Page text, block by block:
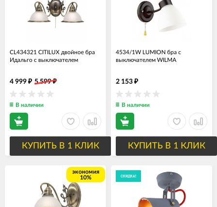
CL434321 CITILUX двойное бра
Идальго с выключателем
4 999 ₽ 5 599₽
В наличии
КУПИТЬ В 1 КЛИК
4534/1W LUMION бра с
выключателем WILMA
2 153 ₽
В наличии
КУПИТЬ В 1 КЛИК
экономия
10%
СКИДКА!